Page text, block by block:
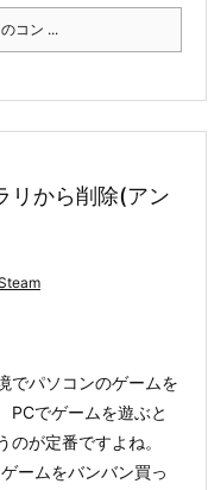
コン ...
リから削除(アン
でパソコンのゲームを
でゲームを遊ぶと
のが定番ですよね。
ームをバンバン買っ